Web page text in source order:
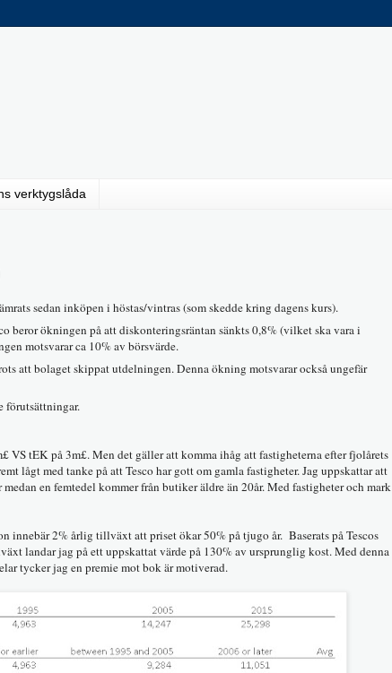
verktygslåda
sedan inköpen i höstas/vintras (som skedde kring dagens kurs).
beror ökningen på att diskonteringsräntan sänkts 0,8% (vilket ska vara i
motsvarar ca 10% av börsvärde.
att bolaget skippat utdelningen. Denna ökning motsvarar också ungefär
förutsättningar.
VS tEK på 3m£. Men det gäller att komma ihåg att fastigheterna efter fjolårets
lågt med tanke på att Tesco har gott om gamla fastigheter. Jag uppskattar att
en femtedel kommer från butiker äldre än 20år. Med fastigheter och mark
innebär 2% årlig tillväxt att priset ökar 50% på tjugo år. Baserats på Tescos
landar jag på ett uppskattat värde på 130% av ursprunglig kost. Med denna
tycker jag en premie mot bok är motiverad.